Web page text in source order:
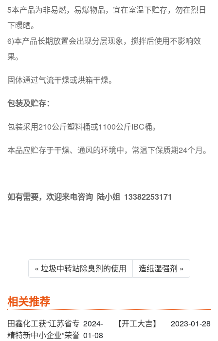
5本产品为非易燃，易爆物品，宜在室温下贮存，勿在烈日
下曝晒。
6)本产品长期放置会出现分层现象，搅拌后使用不影响效
果。
固体通过气流干燥或烘箱干燥。
包装及贮存：
包装采用210公斤塑料桶或1100公斤IBC桶。
本品应贮存于干燥、通风的环境中，常温下保质期24个月。
如有需要，欢迎来电咨询 陆小姐 13382253171
« 垃圾中转站除臭剂的使用 造纸湿强剂 »
相关推荐
田鑫化工获“江苏省专
精特新中小企业”荣誉
2024-
01-08
【开工大吉】 2023-01-28